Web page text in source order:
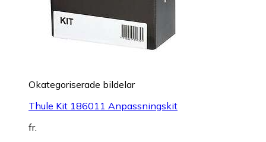
Okategoriserade bildelar
Thule Kit 186011 Anpassningskit
fr.